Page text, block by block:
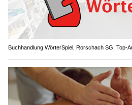
Buchhandlung WörterSpiel, Rorschach SG: Top-